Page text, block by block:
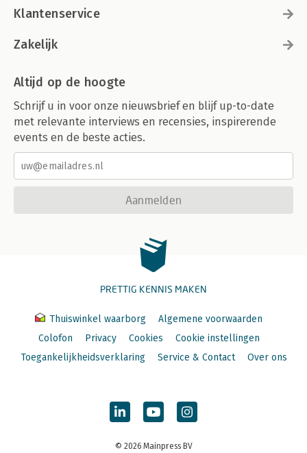
Klantenservice
Zakelijk
Altijd op de hoogte
Schrijf u in voor onze nieuwsbrief en blijf up-to-date
met relevante interviews en recensies, inspirerende
events en de beste acties.
Aanmelden
PRETTIG KENNIS MAKEN
Thuiswinkel waarborg
Algemene voorwaarden
Colofon
Privacy Cookies
Cookie instellingen
Toegankelijkheidsverklaring
Service & Contact Over ons
© 2026 Mainpress BV